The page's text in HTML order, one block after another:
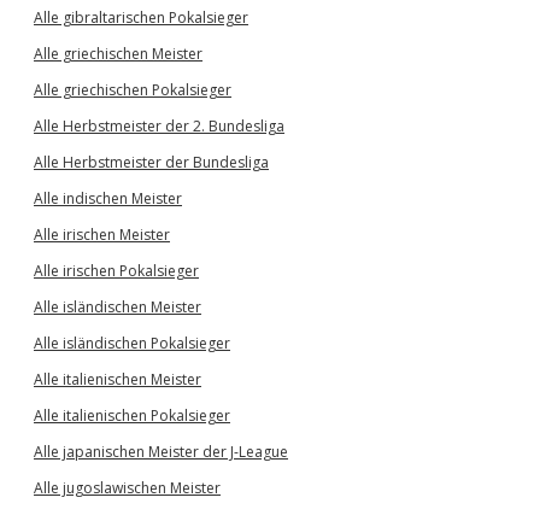
Alle gibraltarischen Pokalsieger
Alle griechischen Meister
Alle griechischen Pokalsieger
Alle Herbstmeister der 2. Bundesliga
Alle Herbstmeister der Bundesliga
Alle indischen Meister
Alle irischen Meister
Alle irischen Pokalsieger
Alle isländischen Meister
Alle isländischen Pokalsieger
Alle italienischen Meister
Alle italienischen Pokalsieger
Alle japanischen Meister der J-League
Alle jugoslawischen Meister